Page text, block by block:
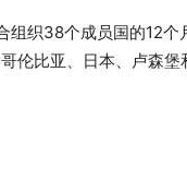
组织38个成员国的12
伦比亚、日本、卢森